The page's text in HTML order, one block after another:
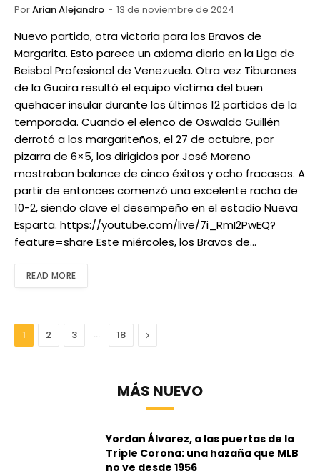
PorArian Alejandro 13 de noviembre de 2024
Nuevo partido, otra victoria para los Bravos de
Margarita. Esto parece un axioma diario en la Liga de
Beisbol Profesional de Venezuela. Otra vez Tiburones
de la Guaira resultó el equipo víctima del buen
quehacer insular durante los últimos 12 partidos de la
temporada. Cuando el elenco de Oswaldo Guillén
derrotó a los margariteños, el 27 de octubre, por
pizarra de 6×5, los dirigidos por José Moreno
mostraban balance de cinco éxitos y ocho fracasos. A
partir de entonces comenzó una excelente racha de
10-2, siendo clave el desempeño en el estadio Nueva
Esparta. https://youtube.com/live/7i_RmI2PwEQ?
feature=share Este miércoles, los Bravos de…
READ MORE
1 2 3 … 18 Next
MÁS NUEVO
Yordan Álvarez, a las puertas de la
Triple Corona: una hazaña que MLB
no ve desde 1956